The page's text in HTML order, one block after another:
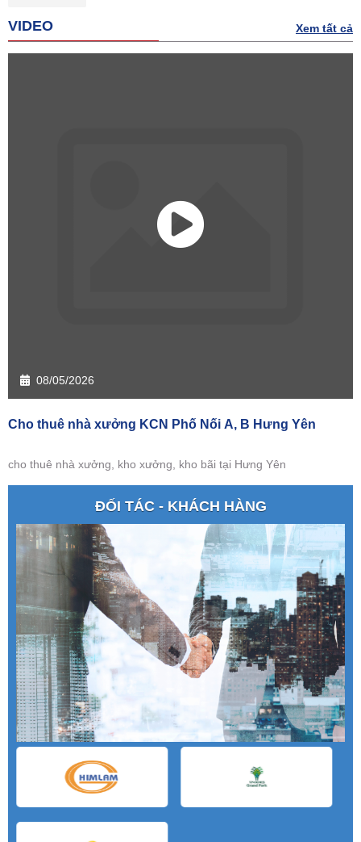
VIDEO Xem tất cả
08/05/2026
Cho thuê nhà xưởng KCN Phố Nối A, B Hưng Yên
cho thuê nhà xưởng, kho xưởng, kho bãi tại Hưng Yên
ĐỐI TÁC - KHÁCH HÀNG